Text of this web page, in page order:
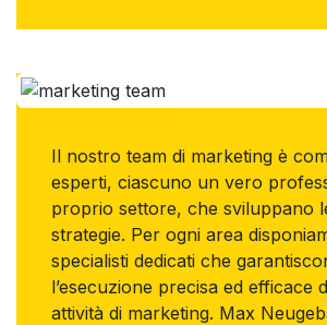
Il nostro team di marketing è
esperti, ciascuno un vero
proprio settore, che sviluppano
strategie. Per ogni area
specialisti dedicati che
l’esecuzione precisa ed efficace
attività di marketing. Max